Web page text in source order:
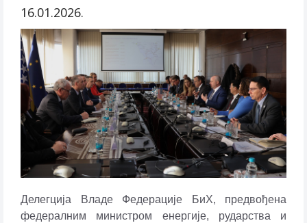
16.01.2026.
Делегција Владе Федерације БиХ, предвођена
федералним министром енергије, рударства и